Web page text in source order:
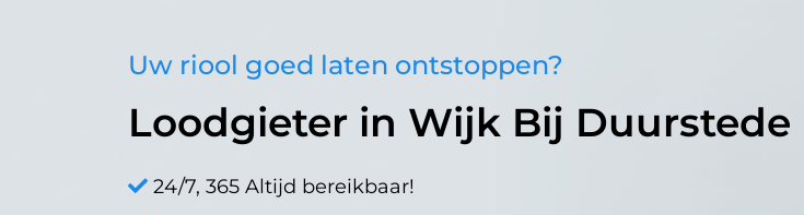
Uw riool goed laten ontstoppen?
Loodgieter in Wijk Bij Duurstede
24/7, 365 Altijd bereikbaar!